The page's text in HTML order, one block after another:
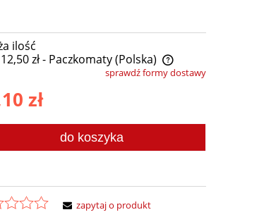
ilość
zł- Paczkomaty(Polska)
nie zawiera ewentualnych kosztów
sprawdź formy dostawy
zł
do koszyka
zapytaj o produkt